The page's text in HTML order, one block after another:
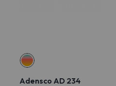
Adensco AD 234